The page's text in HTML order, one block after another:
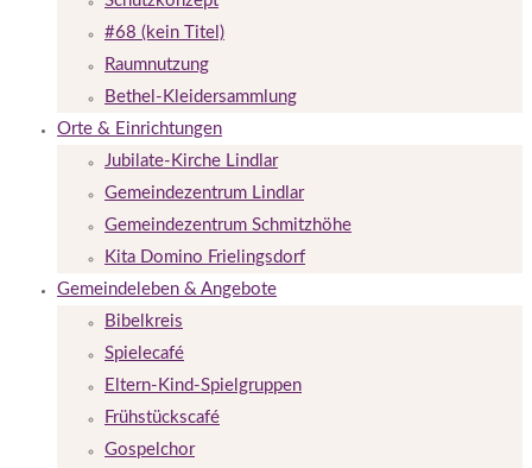
#68 (kein Titel)
Raumnutzung
Bethel-Kleidersammlung
Orte & Einrichtungen
Jubilate-Kirche Lindlar
Gemeindezentrum Lindlar
Gemeindezentrum Schmitzhöhe
Kita Domino Frielingsdorf
Gemeindeleben & Angebote
Bibelkreis
Spielecafé
Eltern-Kind-Spielgruppen
Frühstückscafé
Gospelchor